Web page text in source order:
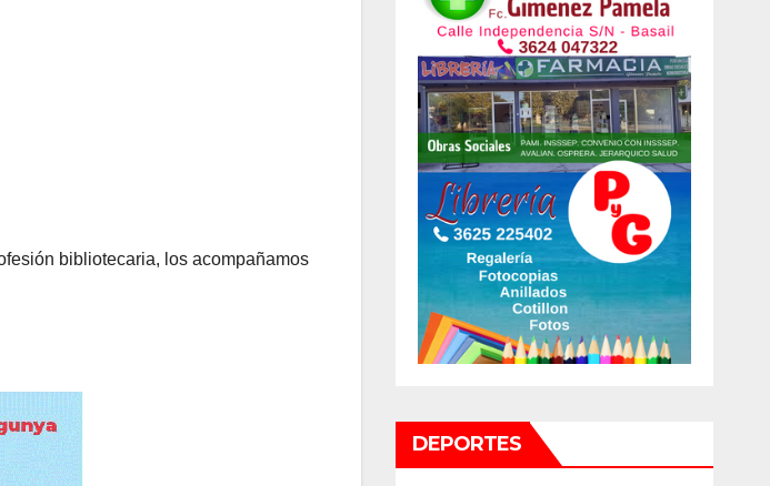
bibliotecaria, los acompañamos
DEPORTES